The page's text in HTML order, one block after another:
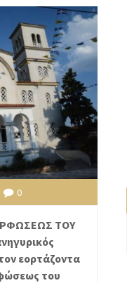
0
ΤΟΥ
εορτάζοντα
του